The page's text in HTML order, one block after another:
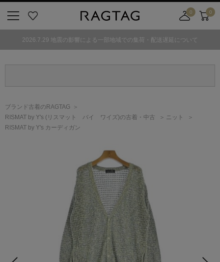
気
0
舗
カ
0
2026.7.29 地震の影響による一部地域での集荷・配送遅延について
ブランド古着のRAGTAG
RISMAT by Y's (リスマット バイ ワイズ)の古着・中古
ニット
RISMAT by Y's カーディガン